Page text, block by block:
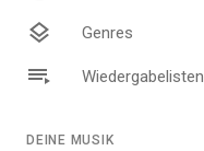
Genres
Wiedergabelisten
DEINE MUSIK